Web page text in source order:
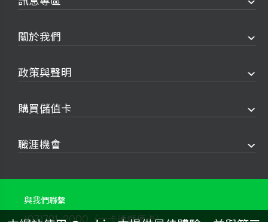
關於我們
政策與聲明
購買儲值卡
職涯機會
與我們聯繫
(07)791-2000（一卡通儲值卡）